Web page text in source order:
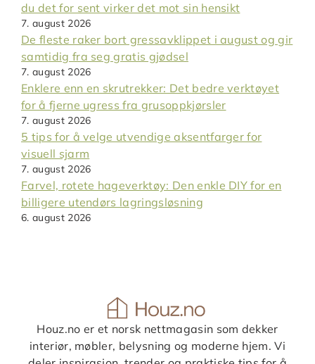
du det for sent virker det mot sin hensikt
7. august 2026
De fleste raker bort gressavklippet i august og gir
samtidig fra seg gratis gjødsel
7. august 2026
Enklere enn en skrutrekker: Det bedre verktøyet
for å fjerne ugress fra grusoppkjørsler
7. august 2026
5 tips for å velge utvendige aksentfarger for
visuell sjarm
7. august 2026
Farvel, rotete hageverktøy: Den enkle DIY for en
billigere utendørs lagringsløsning
6. august 2026
Houz.no er et norsk nettmagasin som dekker
interiør, møbler, belysning og moderne hjem. Vi